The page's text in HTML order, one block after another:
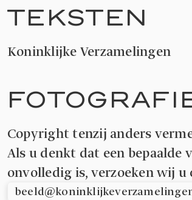
TEKSTEN
Koninklijke Verzamelingen
Copyright tenzij anders
Als u denkt dat een
onvolledig is, verzoeken wij